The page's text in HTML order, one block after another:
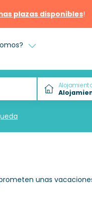
plazas disponibles!
unas